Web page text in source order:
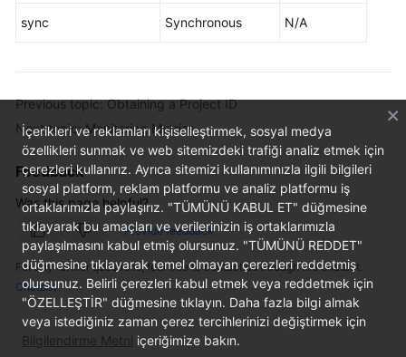
User
Practices
Performance
White
Paper
API
Reference
SDK
Reference
sync Synchronous N/A
Previous topic: Obtaining a Project ID
Next topic: Monitoring Metrics
Feedback
Was this page helpful?
Provide feedback
For any further questions, feel free to contact us through the chatbot.
Chatbot
İçerikleri ve reklamları kişiselleştirmek, sosyal medya
özellikleri sunmak ve web sitemizdeki trafiği analiz etmek için
çerezleri kullanırız. Ayrıca sitemizi kullanımınızla ilgili bilgileri
sosyal platform, reklam platformu ve analiz platformu iş
ortaklarımızla paylaşırız. "TÜMÜNÜ KABUL ET" düğmesine
tıklayarak bu amaçları ve verilerinizin iş ortaklarımızla
paylaşılmasını kabul etmiş olursunuz. "TÜMÜNÜ REDDET"
düğmesine tıklayarak temel olmayan çerezleri reddetmiş
olursunuz. Belirli çerezleri kabul etmek veya reddetmek için
"ÖZELLEŞTİR" düğmesine tıklayın. Daha fazla bilgi almak
veya istediğiniz zaman çerez tercihlerinizi değiştirmek için
Bilgilendirme Metni içeriğimize bakın.